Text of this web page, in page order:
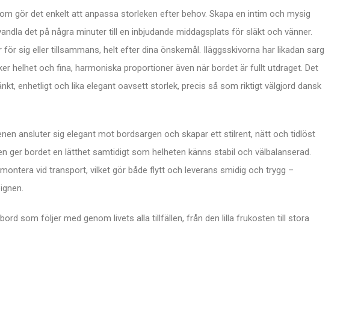
gör det enkelt att anpassa storleken efter behov. Skapa en intim och mysig
det på några minuter till en inbjudande middagsplats för släkt och vänner.
för sig eller tillsammans, helt efter dina önskemål. Iläggsskivorna har likadan sarg
helhet och fina, harmoniska proportioner även när bordet är fullt utdraget. Det
enhetligt och lika elegant oavsett storlek, precis så som riktigt välgjord dansk
ansluter sig elegant mot bordsargen och skapar ett stilrent, nätt och tidlöst
ger bordet en lätthet samtidigt som helheten känns stabil och välbalanserad.
vid transport, vilket gör både flytt och leverans smidig och trygg –
som följer med genom livets alla tillfällen, från den lilla frukosten till stora